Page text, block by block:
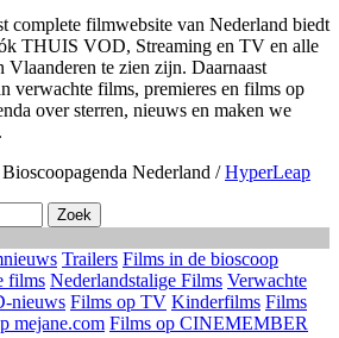
complete filmwebsite van Nederland biedt
THUIS VOD, Streaming en TV en alle
te zien zijn. Daarnaast
verwachte films, premieres en films op
over sterren, nieuws en maken we
Nederland /HyperLeap
Trailers Films in de bioscoop
films Nederlandstalige Films Verwachte
nieuws Films op TV Kinderfilms Films
mejane.com Films op CINEMEMBER